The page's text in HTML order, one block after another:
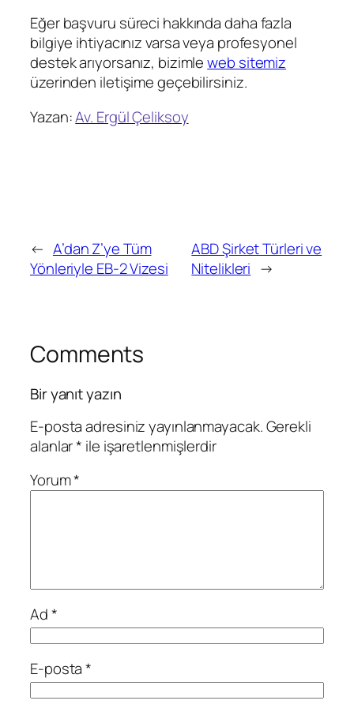
Eğer başvuru süreci hakkında daha fazla
bilgiye ihtiyacınız varsa veya profesyonel
destek arıyorsanız, bizimleweb sitemiz
üzerinden iletişime geçebilirsiniz.
Yazan:Av. Ergül Çeliksoy
← A’dan Z’ye Tüm
Yönleriyle EB-2 Vizesi
ABD Şirket Türleri ve
Nitelikleri →
Comments
Bir yanıt yazın
E-posta adresiniz yayınlanmayacak.Gerekli
alanlar* ile işaretlenmişlerdir
Yorum*
Ad*
E-posta*